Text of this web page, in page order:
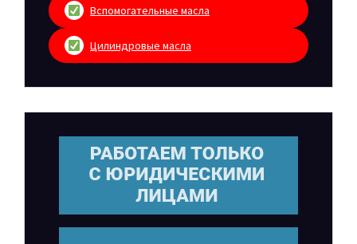
Вспомогательные масла
Цилиндровые масла